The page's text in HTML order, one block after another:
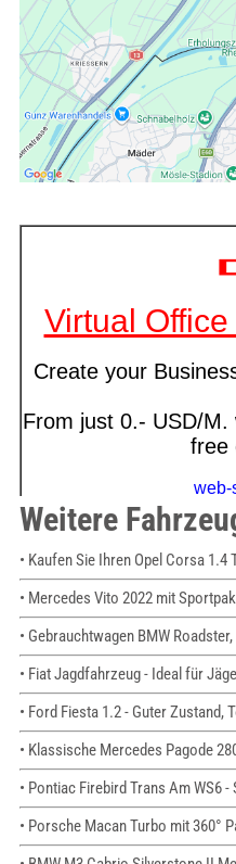
Weitere
• Kaufen Sie Ihren Opel Corsa 1.4
• Mercedes Vito 2022 mit
• Gebrauchtwagen BMW
• Fiat Jagdfahrzeug - Ideal für
• Ford Fiesta 1.2 - Guter Zustand,
• Klassische Mercedes Pagode
• Pontiac Firebird Trans Am WS6
• Porsche Macan Turbo mit 360°